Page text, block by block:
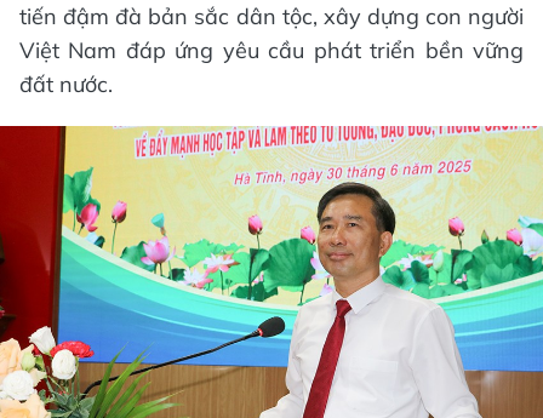
tiến đậm đà bản sắc dân tộc, xây dựng con người
Việt Nam đáp ứng yêu cầu phát triển bền vững
đất nước.